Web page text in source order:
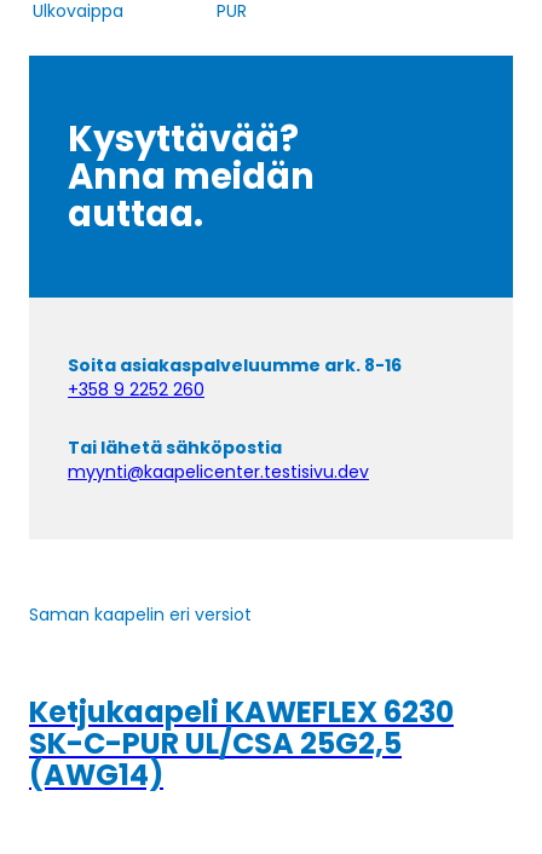
Ulkovaippa
PUR
Kysyttävää?
Anna meidän
auttaa.
Soita asiakaspalveluumme ark. 8-16
+358 9 2252 260
Tai lähetä sähköpostia
myynti@kaapelicenter.testisivu.dev
Saman kaapelin eri versiot
Ketjukaapeli KAWEFLEX 6230
SK-C-PUR UL/CSA 25G2,5
(AWG14)